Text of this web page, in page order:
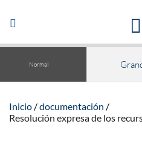
Abrir/Cerrar
navegación
Normal
Inicio
documentación
Resolución expresa de los